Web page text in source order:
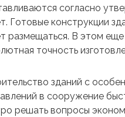
согласно
Готовые конструкции
размещаться. В этом
точность
зданий с
в сооружение
решать вопросы